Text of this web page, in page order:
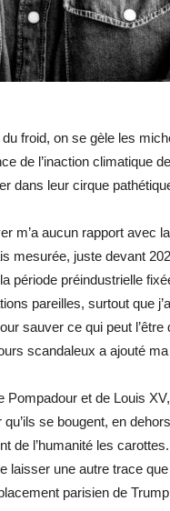
froid, on se gèle les
de l’inaction climatique
dans leur cirque
m’a aucun rapport avec
mesurée, juste devant
période préindustrielle
pareilles, surtout que
sauver ce qui peut
scandaleux a ajouté
Pompadour et de Louis
se bougent, en
de l’humanité les
laisser une autre trace
parisien de